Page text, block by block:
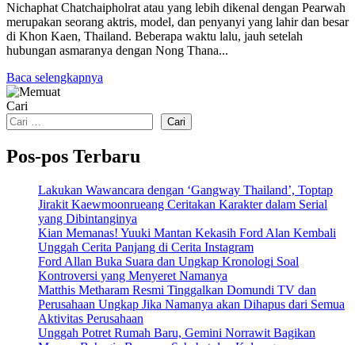
Nichaphat Chatchaipholrat atau yang lebih dikenal dengan Pearwah
merupakan seorang aktris, model, dan penyanyi yang lahir dan besar
di Khon Kaen, Thailand. Beberapa waktu lalu, jauh setelah
hubungan asmaranya dengan Nong Thana...
Baca selengkapnya
Cari
Cari
Pos-pos Terbaru
Lakukan Wawancara dengan ‘Gangway Thailand’, Toptap
Jirakit Kaewmoonrueang Ceritakan Karakter dalam Serial
yang Dibintanginya
Kian Memanas! Yuuki Mantan Kekasih Ford Alan Kembali
Unggah Cerita Panjang di Cerita Instagram
Ford Allan Buka Suara dan Ungkap Kronologi Soal
Kontroversi yang Menyeret Namanya
Matthis Metharam Resmi Tinggalkan Domundi TV dan
Perusahaan Ungkap Jika Namanya akan Dihapus dari Semua
Aktivitas Perusahaan
Unggah Potret Rumah Baru, Gemini Norrawit Bagikan